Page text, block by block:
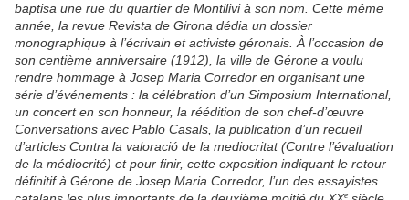
baptisa une rue du quartier de Montilivi à son nom. Cette même
année, la revue Revista de Girona dédia un dossier
monographique à l’écrivain et activiste géronais. À l’occasion de
son centième anniversaire (1912), la ville de Gérone a voulu
rendre hommage à Josep Maria Corredor en organisant une
série d’événements : la célébration d’un Simposium International,
un concert en son honneur, la réédition de son chef-d’œuvre
Conversations avec Pablo Casals, la publication d’un recueil
d’articles Contra la valoració de la mediocritat (Contre l’évaluation
de la médiocrité) et pour finir, cette exposition indiquant le retour
définitif à Gérone de Josep Maria Corredor, l’un des essayistes
e